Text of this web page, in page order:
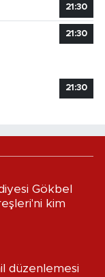
21:30
21:30
21:30
Gökbel
kim
düzenlemesi